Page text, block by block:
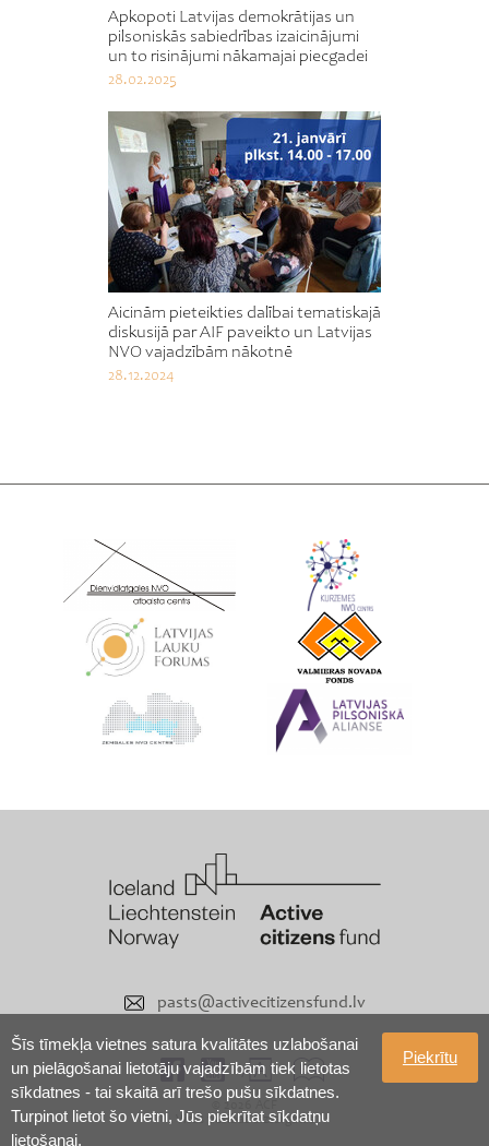
Šīs tīmekļa vietnes satura kvalitātes uzlabošanai
un pielāgošanai lietotāju vajadzībām tiek lietotas
sīkdatnes - tai skaitā arī trešo pušu sīkdatnes.
Turpinot lietot šo vietni, Jūs piekrītat sīkdatņu
lietošanai.
Piekrītu
Apkopoti Latvijas demokrātijas un
pilsoniskās sabiedrības izaicinājumi
un to risinājumi nākamajai piecgadei
28.02.2025
Aicinām pieteikties dalībai tematiskajā
diskusijā par AIF paveikto un Latvijas
NVO vajadzībām nākotnē
28.12.2024
pasts@activecitizensfund.lv
Visas tiesības aizsargātas